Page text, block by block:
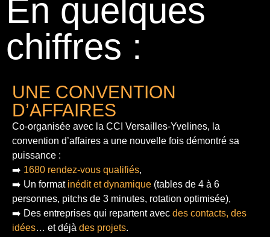
En quelques
chiffres :
UNE CONVENTION
D’AFFAIRES
Co-organisée avec la CCI Versailles-Yvelines, la
convention d’affaires a une nouvelle fois démontré sa
puissance :
➡️ 1680 rendez-vous qualifiés,
➡️ Un format inédit et dynamique (tables de 4 à 6
personnes, pitchs de 3 minutes, rotation optimisée),
➡️ Des entreprises qui repartent avec des contacts, des
idées… et déjà des projets.